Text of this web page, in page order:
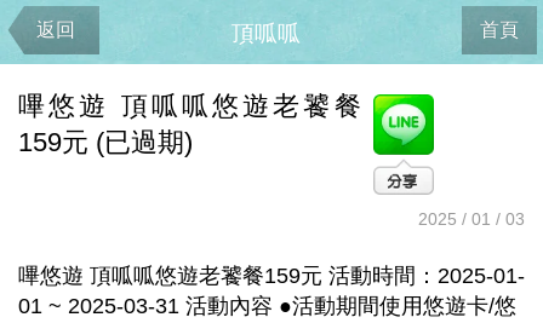
返回 首頁
頂呱呱
嗶悠遊 頂呱呱悠遊老饕餐
159元 (已過期)
2025 / 01 / 03
嗶悠遊 頂呱呱悠遊老饕餐159元 活動時間：2025-01-
01 ~ 2025-03-31 活動內容 ●活動期間使用悠遊卡/悠